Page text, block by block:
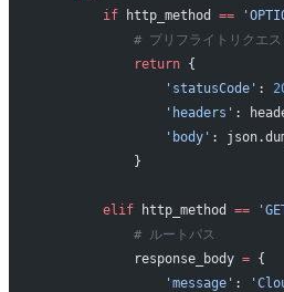
        if
http_method ==
# プリフライトリクエス
            return
{
                'statusCode'
:
                'headers'
:
                'body'
:
            }
        elif
http_method ==
            # ルートパス
            response_body
= {
                'message'
: